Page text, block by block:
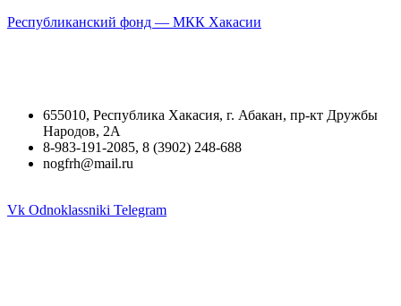
Республиканский фонд — МКК Хакасии
655010, Республика Хакасия, г. Абакан, пр-кт Дружбы
Народов, 2А
8-983-191-2085, 8 (3902) 248-688
nogfrh@mail.ru
Vk Odnoklassniki Telegram